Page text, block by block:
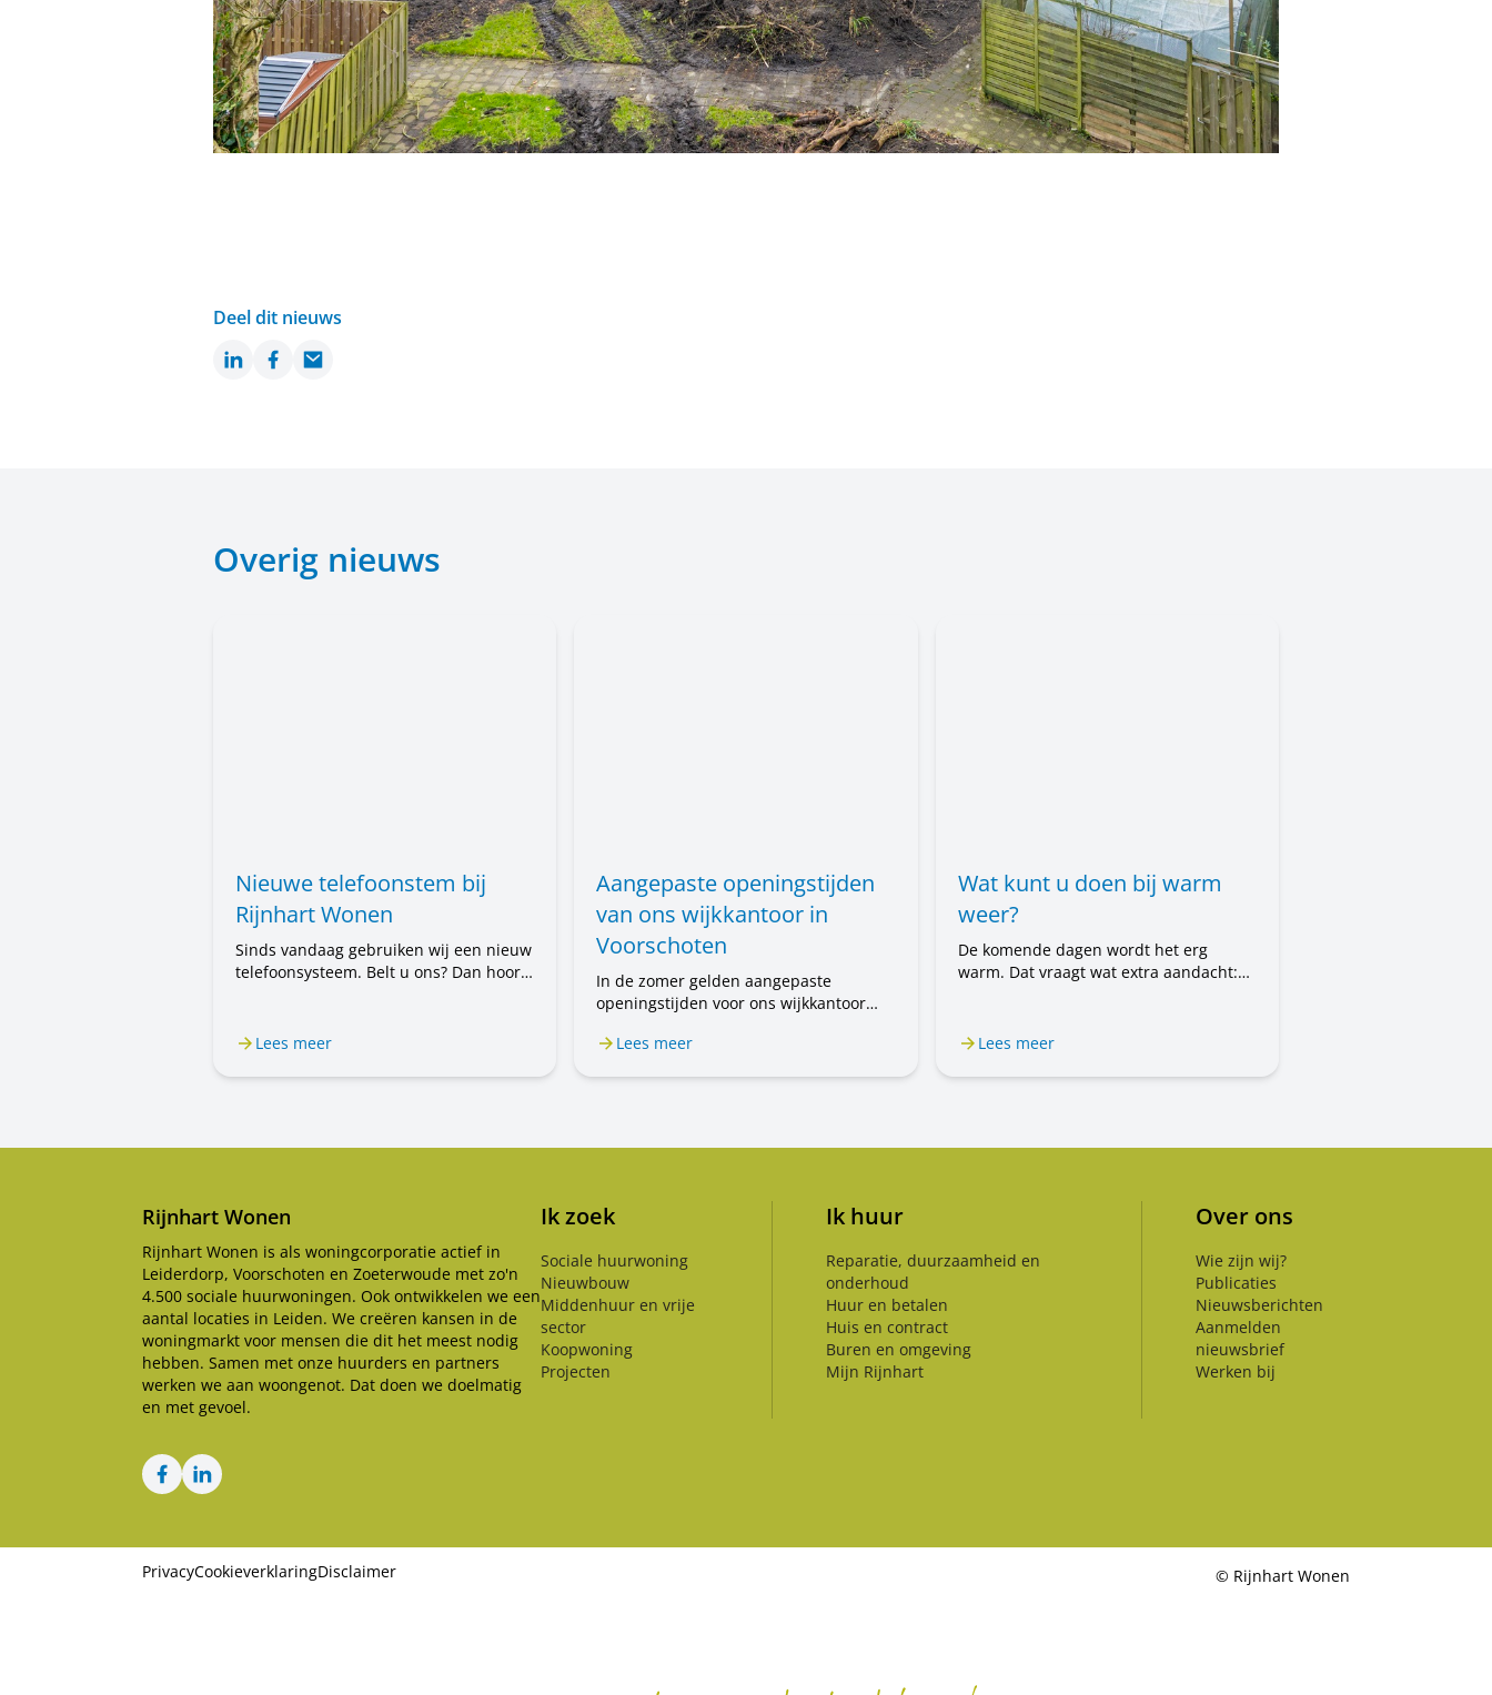
Deel dit nieuws
LinkedInFacebook
Email
Overig nieuws
Nieuwe telefoonstem bij
Rijnhart Wonen
Sinds vandaag gebruiken wij een nieuw
telefoonsysteem. Belt u ons? Dan hoort
steeds met Rijnhart Wonen. Alleen de
zijn.
Lees meer
Aangepaste openingstijden
van ons wijkkantoor in
Voorschoten
In de zomer gelden aangepaste
openingstijden voor ons wijkkantoor
Voorschoten. Van 20 juli tot en met 31
Lees meer
Wat kunt u doen bij warm
weer?
De komende dagen wordt het erg
warm. Dat vraagt wat extra aandacht:
u wat u kunt doen.
Lees meer
Rijnhart Wonen
Rijnhart Wonen is als woningcorporatie actief in
Leiderdorp, Voorschoten en Zoeterwoude met zo'n
4.500 sociale huurwoningen. Ook ontwikkelen we een
aantal locaties in Leiden. We creëren kansen in de
woningmarkt voor mensen die dit het meest nodig
hebben. Samen met onze huurders en partners
werken we aan woongenot. Dat doen we doelmatig
en met gevoel.
Ik zoek
Sociale huurwoning
Nieuwbouw
Middenhuur en vrije
sector
Koopwoning
Projecten
Ik huur
Reparatie, duurzaamheid en
onderhoud
Huur en betalen
Huis en contract
Buren en omgeving
Mijn Rijnhart
Over ons
Wie zijn wij?
Publicaties
Nieuwsberichten
Aanmelden
nieuwsbrief
Werken bij
FacebookLinkedIn
PrivacyCookieverklaringDisclaimer © Rijnhart Wonen